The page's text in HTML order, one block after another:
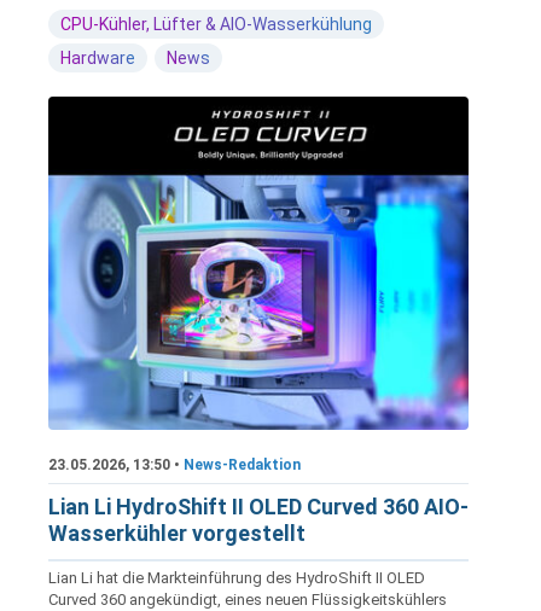
CPU-Kühler, Lüfter & AIO-Wasserkühlung
Hardware
News
23.05.2026, 13:50 • News-Redaktion
Lian Li HydroShift II OLED Curved 360 AIO-
Wasserkühler vorgestellt
Lian Li hat die Markteinführung des HydroShift II OLED
Curved 360 angekündigt, eines neuen Flüssigkeitskühlers